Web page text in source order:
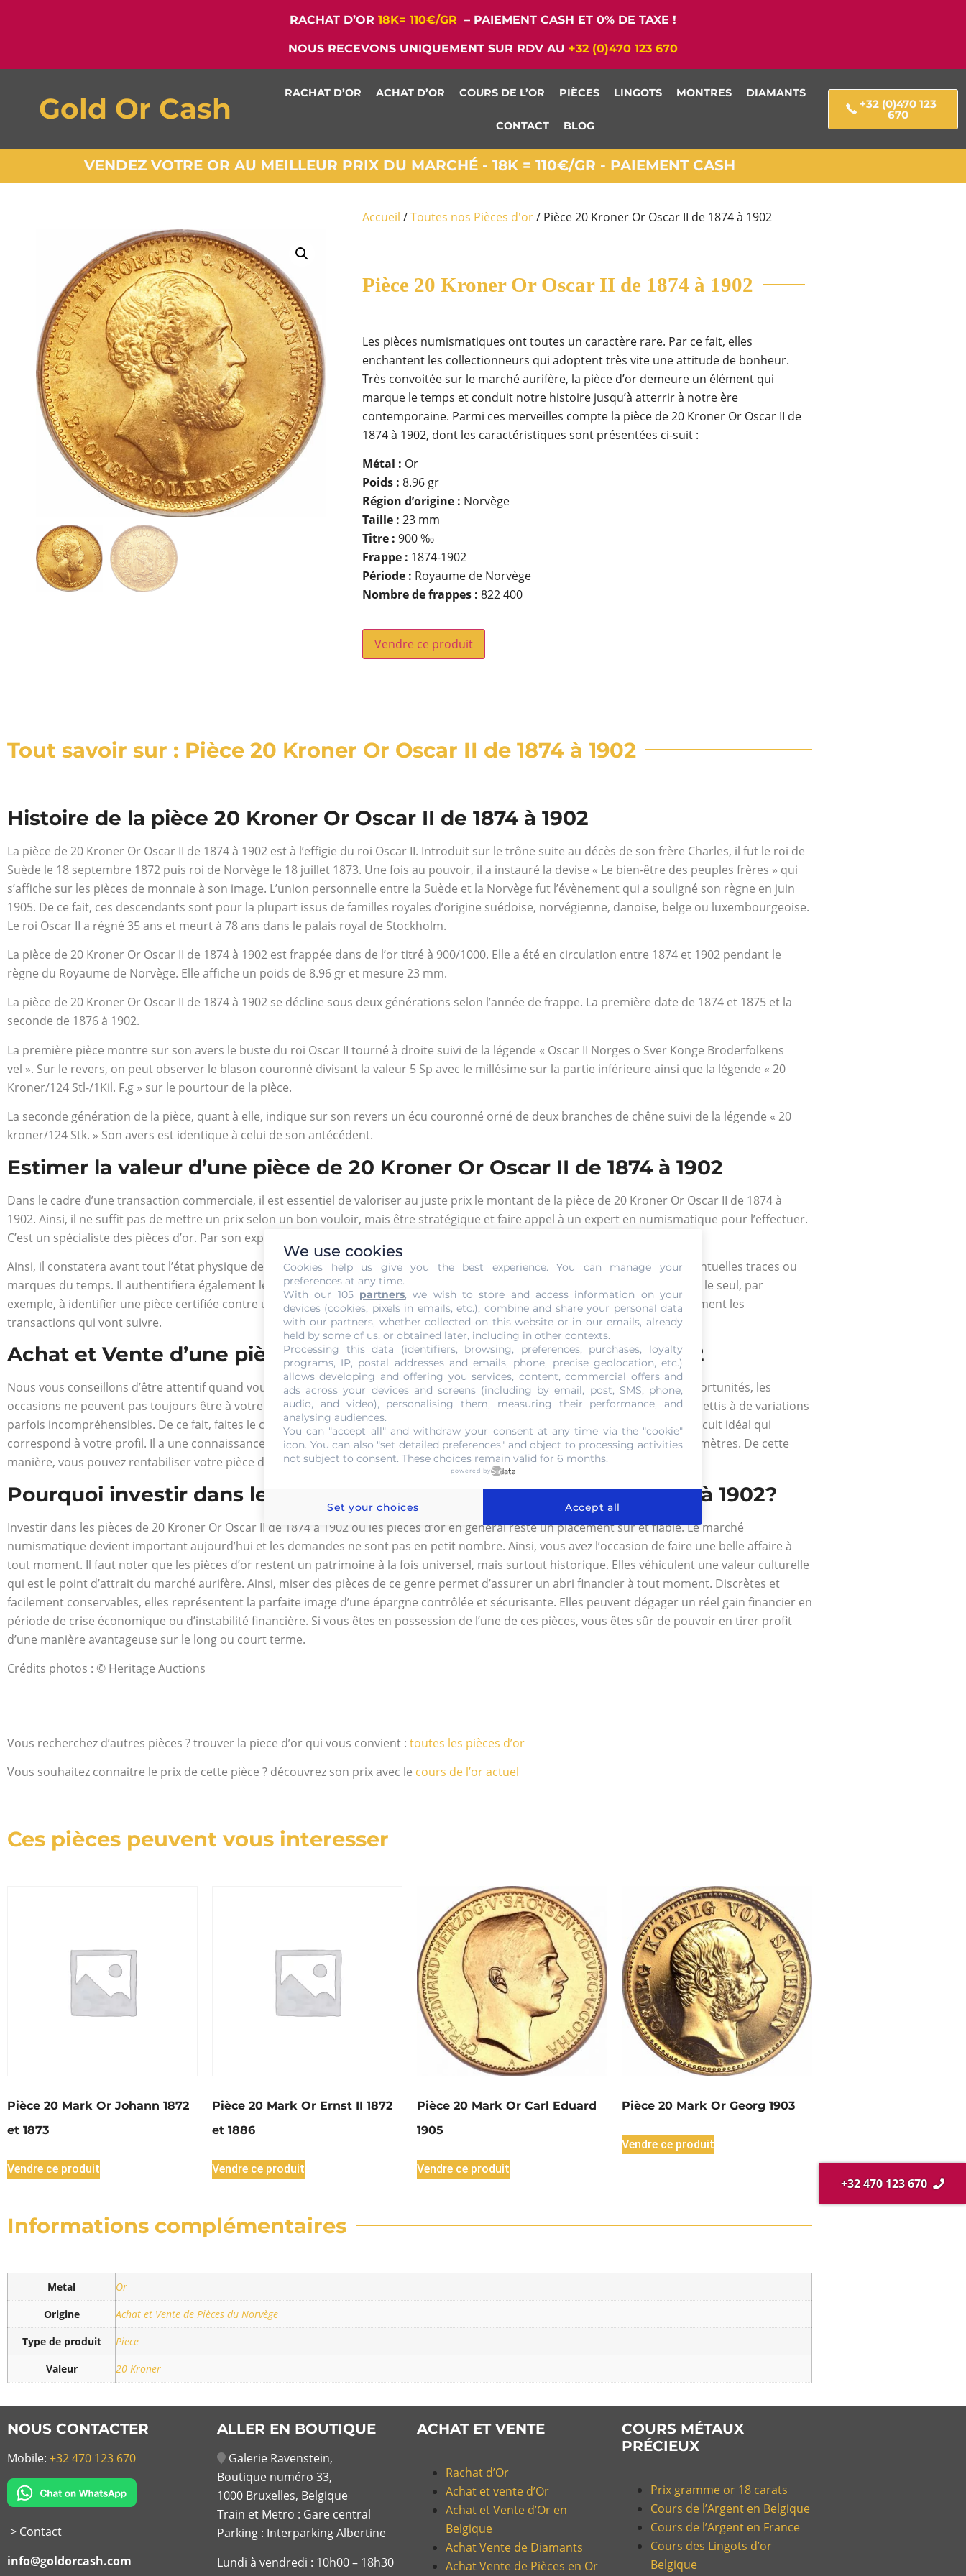
RACHAT D’OR 18K= 110€/GR – PAIEMENT CASH ET 0% DE TAXE !
NOUS RECEVONS UNIQUEMENT SUR RDV AU +32 (0)470 123 670
Gold Or Cash RACHAT D’OR ACHAT D’OR COURS DE L’OR PIÈCES LINGOTS MONTRES DIAMANTS
CONTACT BLOG
+32 (0)470 123
670
VENDEZ VOTRE OR AU MEILLEUR PRIX DU MARCHÉ - 18K = 110€/GR - PAIEMENT CASH
Accueil /Toutes nos Pièces d'or/ Pièce 20 Kroner Or Oscar II de 1874 à 1902
Pièce 20 Kroner Or Oscar II de 1874 à 1902
Les pièces numismatiques ont toutes un caractère rare. Par ce fait, elles
enchantent les collectionneurs qui adoptent très vite une attitude de bonheur.
Très convoitée sur le marché aurifère, la pièce d’or demeure un élément qui
marque le temps et conduit notre histoire jusqu’à atterrir à notre ère
contemporaine. Parmi ces merveilles compte la pièce de 20 Kroner Or Oscar II de
1874 à 1902, dont les caractéristiques sont présentées ci-suit :
Métal : Or
Poids : 8.96 gr
Région d’origine : Norvège
Taille : 23 mm
Titre : 900 ‰
Frappe : 1874-1902
Période : Royaume de Norvège
Nombre de frappes : 822 400
Vendre ce produit
Tout savoir sur : Pièce 20 Kroner Or Oscar II de 1874 à 1902
Histoire de la pièce 20 Kroner Or Oscar II de 1874 à 1902
La pièce de 20 Kroner Or Oscar II de 1874 à 1902 est à l’effigie du roi Oscar II. Introduit sur le trône suite au décès de son frère Charles, il fut le roi de
Suède le 18 septembre 1872 puis roi de Norvège le 18 juillet 1873. Une fois au pouvoir, il a instauré la devise « Le bien-être des peuples frères » qui
s’affiche sur les pièces de monnaie à son image. L’union personnelle entre la Suède et la Norvège fut l’évènement qui a souligné son règne en juin
1905. De ce fait, ces descendants sont pour la plupart issus de familles royales d’origine suédoise, norvégienne, danoise, belge ou luxembourgeoise.
Le roi Oscar II a régné 35 ans et meurt à 78 ans dans le palais royal de Stockholm.
La pièce de 20 Kroner Or Oscar II de 1874 à 1902 est frappée dans de l’or titré à 900/1000. Elle a été en circulation entre 1874 et 1902 pendant le
règne du Royaume de Norvège. Elle affiche un poids de 8.96 gr et mesure 23 mm.
La pièce de 20 Kroner Or Oscar II de 1874 à 1902 se décline sous deux générations selon l’année de frappe. La première date de 1874 et 1875 et la
seconde de 1876 à 1902.
La première pièce montre sur son avers le buste du roi Oscar II tourné à droite suivi de la légende « Oscar II Norges o Sver Konge Broderfolkens
vel ». Sur le revers, on peut observer le blason couronné divisant la valeur 5 Sp avec le millésime sur la partie inférieure ainsi que la légende « 20
Kroner/124 Stl-/1Kil. F.g » sur le pourtour de la pièce.
La seconde génération de la pièce, quant à elle, indique sur son revers un écu couronné orné de deux branches de chêne suivi de la légende « 20
kroner/124 Stk. » Son avers est identique à celui de son antécédent.
Estimer la valeur d’une pièce de 20 Kroner Or Oscar II de 1874 à 1902
Dans le cadre d’une transaction commerciale, il est essentiel de valoriser au juste prix le montant de la pièce de 20 Kroner Or Oscar II de 1874 à
1902. Ainsi, il ne suffit pas de mettre un prix selon un bon vouloir, mais être stratégique et faire appel à un expert en numismatique pour l’effectuer.
C’est un spécialiste des pièces d’or. Par son expérience et par son métier, il saura révéler les faces cachées de votre pièce.
Ainsi, il constatera avant tout l’état physique de la pièce en prêtant une attention particulière à son état de conservation, les éventuelles traces ou
marques du temps. Il authentifiera également les documents qui l’accompagnent et la situera dans l’histoire de son temps. Il est le seul, par
exemple, à identifier une pièce certifiée contre une copie parfaite. Cette étape est donc cruciale puisqu’elle conditionne énormément les
transactions qui vont suivre.
Achat et Vente d’une pièce de 20 Kroner Or Oscar II de 1874 à 1902
Nous vous conseillons d’être attentif quand vous voulez vendre ou acheter les pièces d’or. Avec un marché qui bouillonne d’opportunités, les
occasions ne peuvent pas toujours être à votre portée. Avec un cours du métal jaune qui ne cesse de fluctuer, les prix sont assujettis à de variations
parfois incompréhensibles. De ce fait, faites le choix réfléchi de faire appel à un spécialiste en pièce d’or pour vous indiquer le circuit idéal qui
correspond à votre profil. Il a une connaissance parfaite du marché et peut vous y introduire en tenant compte de tous les paramètres. De cette
manière, vous pouvez rentabiliser votre pièce d’or dans les meilleures conditions possibles.
Pourquoi investir dans les pièces de 20 Kroner Or Oscar II de 1874 à 1902?
Investir dans les pièces de 20 Kroner Or Oscar II de 1874 à 1902 ou les pièces d’or en général reste un placement sûr et fiable. Le marché
numismatique devient important aujourd’hui et les demandes ne sont pas en petit nombre. Ainsi, vous avez l’occasion de faire une belle affaire à
tout moment. Il faut noter que les pièces d’or restent un patrimoine à la fois universel, mais surtout historique. Elles véhiculent une valeur culturelle
qui est le point d’attrait du marché aurifère. Ainsi, miser des pièces de ce genre permet d’assurer un abri financier à tout moment. Discrètes et
facilement conservables, elles représentent la parfaite image d’une épargne contrôlée et sécurisante. Elles peuvent dégager un réel gain financier en
période de crise économique ou d’instabilité financière. Si vous êtes en possession de l’une de ces pièces, vous êtes sûr de pouvoir en tirer profit
d’une manière avantageuse sur le long ou court terme.
Crédits photos : © Heritage Auctions
Vous recherchez d’autres pièces ? trouver la piece d’or qui vous convient : toutes les pièces d’or
Vous souhaitez connaitre le prix de cette pièce ? découvrez son prix avec le cours de l’or actuel
Ces pièces peuvent vous interesser
Pièce 20 Mark Or Johann 1872
et 1873
Vendre ce produit
Pièce 20 Mark Or Ernst II 1872
et 1886
Vendre ce produit
Pièce 20 Mark Or Carl Eduard
1905
Vendre ce produit
Pièce 20 Mark Or Georg 1903
Vendre ce produit
Informations complémentaires
Metal
Or
Origine
Achat et Vente de Pièces du Norvège
Type de produit
Piece
Valeur
20 Kroner
NOUS CONTACTER
Mobile: +32 470 123 670
> Contact
info@goldorcash.com
+32 470 123 670
ALLER EN BOUTIQUE
Galerie Ravenstein,
Boutique numéro 33,
1000 Bruxelles, Belgique
Train et Metro : Gare central
Parking : Interparking Albertine
Lundi à vendredi : 10h00 – 18h30
ACHAT ET VENTE
Rachat d’Or
Achat et vente d’Or
Achat et Vente d’Or en
Belgique
Achat Vente de Diamants
Achat Vente de Pièces en Or
COURS MÉTAUX
PRÉCIEUX
Prix gramme or 18 carats
Cours de l’Argent en Belgique
Cours de l’Argent en France
Cours des Lingots d’or
Belgique
We use cookies
Cookies help us give you the best experience. You can manage your
preferences at any time.
With our 105 partners, we wish to store and access information on your
devices (cookies, pixels in emails, etc.), combine and share your personal data
with our partners, whether collected on this website or in our emails, already
held by some of us, or obtained later, including in other contexts.
Processing this data (identifiers, browsing, preferences, purchases, loyalty
programs, IP, postal addresses and emails, phone, precise geolocation, etc.)
allows developing and offering you services, content, commercial offers and
ads across your devices and screens (including by email, post, SMS, phone,
audio, and video), personalising them, measuring their performance, and
analysing audiences.
You can "accept all" and withdraw your consent at any time via the "cookie"
icon. You can also "set detailed preferences" and object to processing activities
not subject to consent. These choices remain valid for 6 months.
powered by
Set your choices Accept all